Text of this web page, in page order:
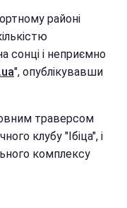
районі
сонці і неприємно
", опублікувавши
траверсом
клубу "Ібіца", і
комплексу